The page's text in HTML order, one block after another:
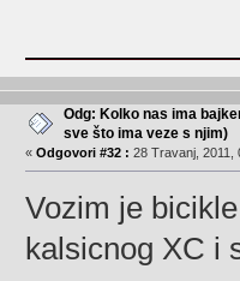
Odg: Kolko nas ima
sve što ima veze s njim)
« Odgovori #32 : 28 Travanj, 2011,
Vozim je
kalsicnog XC i